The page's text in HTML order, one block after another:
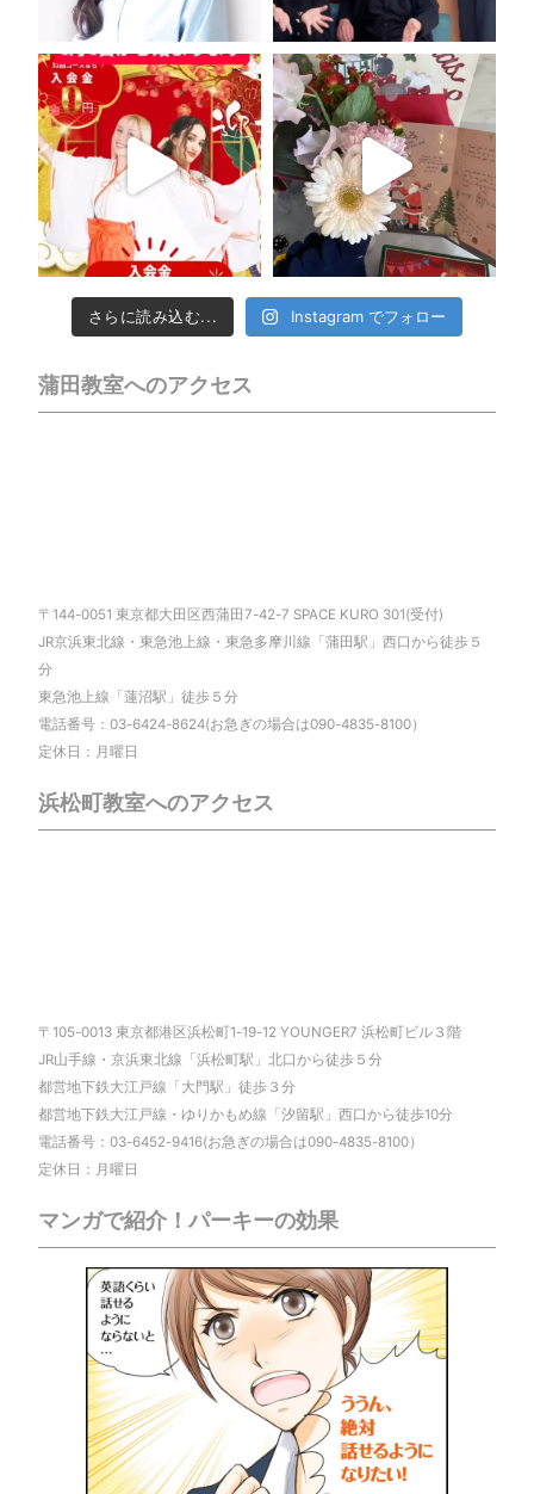
さらに読み込む... Instagram でフォロー
蒲田教室へのアクセス
〒144-0051 東京都大田区西蒲田7-42-7 SPACE KURO 301(受付)
JR京浜東北線・東急池上線・東急多摩川線「蒲田駅」西口から徒歩５
分
東急池上線「蓮沼駅」徒歩５分
電話番号：03-6424-8624(お急ぎの場合は090-4835-8100）
定休日：月曜日
浜松町教室へのアクセス
〒105-0013 東京都港区浜松町1-19-12 YOUNGER7 浜松町ビル３階
JR山手線・京浜東北線「浜松町駅」北口から徒歩５分
都営地下鉄大江戸線「大門駅」徒歩３分
都営地下鉄大江戸線・ゆりかもめ線「汐留駅」西口から徒歩10分
電話番号：03-6452-9416(お急ぎの場合は090-4835-8100）
定休日：月曜日
マンガで紹介！パーキーの効果